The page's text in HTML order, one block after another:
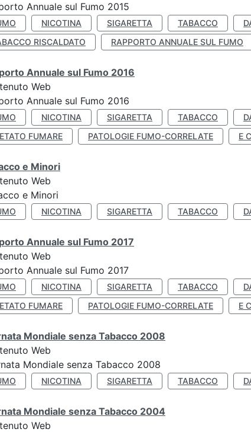
Annuale sul Fumo 2015
NICOTINA SIGARETTA TABACCO
RISCALDATO
RAPPORTO ANNUALE SUL FUMO
Annuale sul Fumo 2016
Web
Annuale sul Fumo 2016
NICOTINA SIGARETTA TABACCO
FUMARE
PATOLOGIE FUMO-CORRELATE E
e Minori
Web
e Minori
NICOTINA SIGARETTA TABACCO
Annuale sul Fumo 2017
Web
Annuale sul Fumo 2017
NICOTINA SIGARETTA TABACCO
FUMARE
PATOLOGIE FUMO-CORRELATE E
Mondiale senza Tabacco 2008
Web
Mondiale senza Tabacco 2008
NICOTINA SIGARETTA TABACCO
Mondiale senza Tabacco 2004
Web